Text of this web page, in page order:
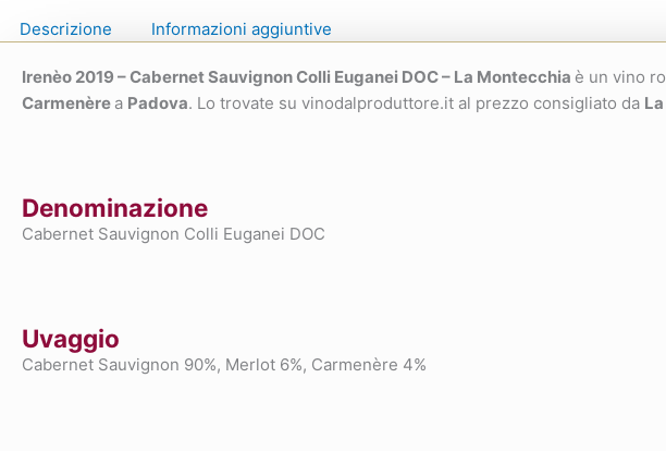
Descrizione Informazioni aggiuntive
Irenèo 2019 – Cabernet Sauvignon Colli Euganei DOC – La Montecchia è un vino
Carmenère a Padova. Lo trovate su vinodalproduttore.it al prezzo consigliato da
Denominazione
Cabernet Sauvignon Colli Euganei DOC
Uvaggio
Cabernet Sauvignon 90%, Merlot 6%, Carmenère 4%